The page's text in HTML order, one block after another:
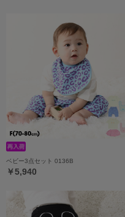
ベビー3点セット 0136B
￥5,940